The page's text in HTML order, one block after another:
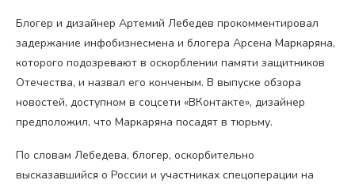
Блогер и дизайнер Артемий Лебедев прокомментировал
задержание инфобизнесмена и блогера Арсена Маркаряна,
которого подозревают в оскорблении памяти защитников
Отечества, и назвал его конченым. В выпуске обзора
новостей, доступном в соцсети «ВКонтакте», дизайнер
предположил, что Маркаряна посадят в тюрьму.
По словам Лебедева, блогер, оскорбительно
высказавшийся о России и участниках спецоперации на